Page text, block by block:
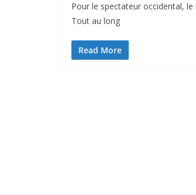
Pour le spectateur occidental,
Tout au long
Read More